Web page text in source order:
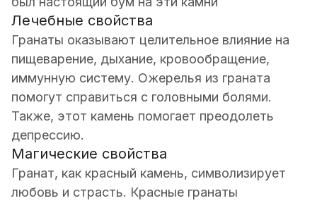
Лечебные свойства
Гранаты оказывают целительное влияние на
пищеварение, дыхание, кровообращение,
иммунную систему. Ожерелья из граната
помогут справиться с головными болями.
Также, этот камень помогает преодолеть
депрессию.
Магические свойства
Гранат, как красный камень, символизирует
любовь и страсть. Красные гранаты